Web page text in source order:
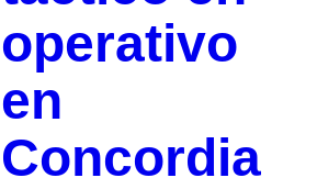
operativo
en
Concordia